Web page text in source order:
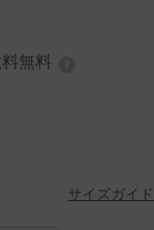
無料
サイズガイド